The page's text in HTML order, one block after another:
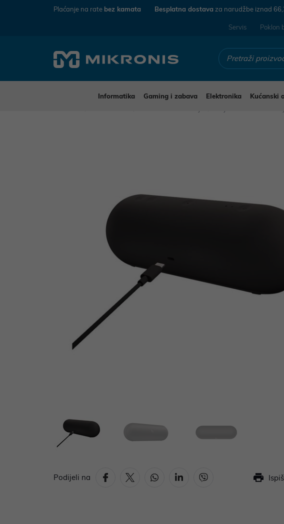
Plaćanje na rate bez kamata Besplatna dostava za narudžbe iznad
Servis Poklon
Informatika Gaming i zabava Elektronika Kućanski
Podijeli na